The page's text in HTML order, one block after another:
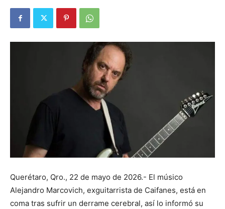
Querétaro, Qro., 22 de mayo de 2026.- El músico
Alejandro Marcovich, exguitarrista de Caifanes, está en
coma tras sufrir un derrame cerebral, así lo informó su